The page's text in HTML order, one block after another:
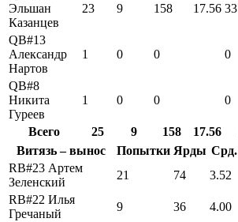
Эльшан
Казанцев
23 9 158 17.56 33
QB#13
Александр
Нартов
1 0 0 0
QB#8
Никита
Гуреев
1 0 0 0
Всего 25 9 158 17.56
Витязь – вынос
Попытки Ярды Срд.
RB#23 Артем
Зеленский
21 74 3.52
RB#22 Илья
Гречаный
9 36 4.00